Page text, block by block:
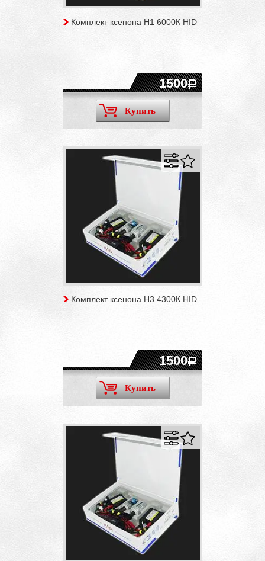
Комплект ксенона H1 6000К HID
1500
Купить
Комплект ксенона H3 4300К HID
1500
Купить